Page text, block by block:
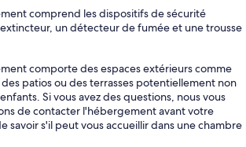
comprend les dispositifs de sécurité
un détecteur de fumée et une trousse
comporte des espaces extérieurs comme
patios ou des terrasses potentiellement non
Si vous avez des questions, nous vous
de contacter l'hébergement avant votre
savoir s'il peut vous accueillir dans une chambre